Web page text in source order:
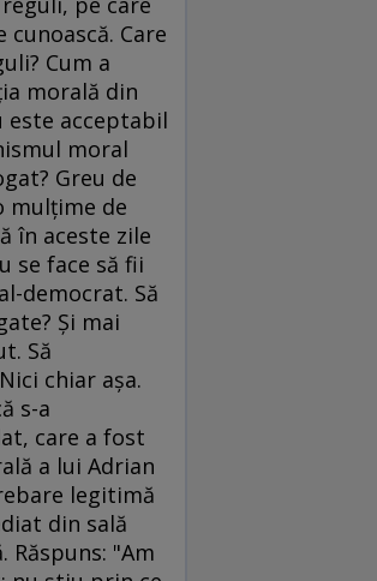
Care
Cum a
morală din
este acceptabil
moral
Greu de
mulţime de
în aceste zile
se face să fii
democrat. Să
Şi mai
Să
chiar aşa.
s-a
care a fost
a lui Adrian
legitimă
din sală
Răspuns: "Am